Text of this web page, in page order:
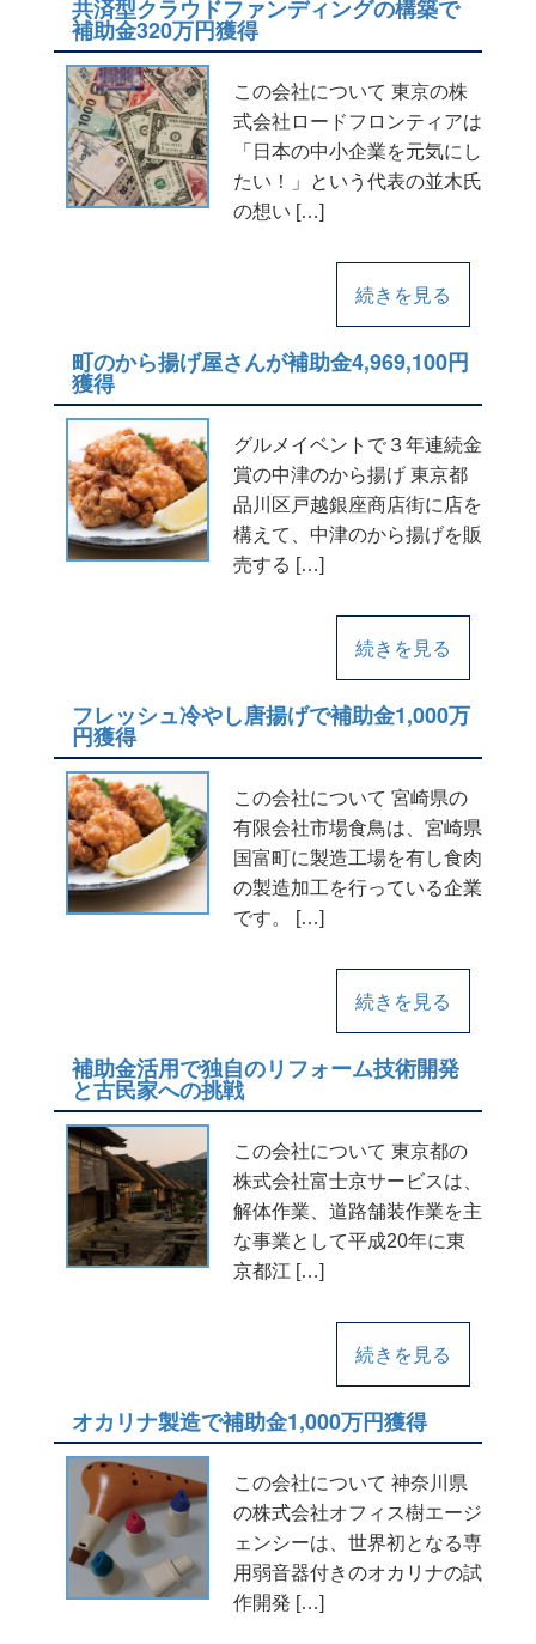
共済型クラウドファンディングの構築で
補助金320万円獲得
この会社について 東京の株
式会社ロードフロンティアは
「日本の中小企業を元気にし
たい！」という代表の並木氏
の想い […]
続きを見る
町のから揚げ屋さんが補助金4,969,100円
獲得
グルメイベントで３年連続金
賞の中津のから揚げ 東京都
品川区戸越銀座商店街に店を
構えて、中津のから揚げを販
売する […]
続きを見る
フレッシュ冷やし唐揚げで補助金1,000万
円獲得
この会社について 宮崎県の
有限会社市場食鳥は、宮崎県
国富町に製造工場を有し食肉
の製造加工を行っている企業
です。 […]
続きを見る
補助金活用で独自のリフォーム技術開発
と古民家への挑戦
この会社について 東京都の
株式会社富士京サービスは、
解体作業、道路舗装作業を主
な事業として平成20年に東
京都江 […]
続きを見る
オカリナ製造で補助金1,000万円獲得
この会社について 神奈川県
の株式会社オフィス樹エージ
ェンシーは、世界初となる専
用弱音器付きのオカリナの試
作開発 […]